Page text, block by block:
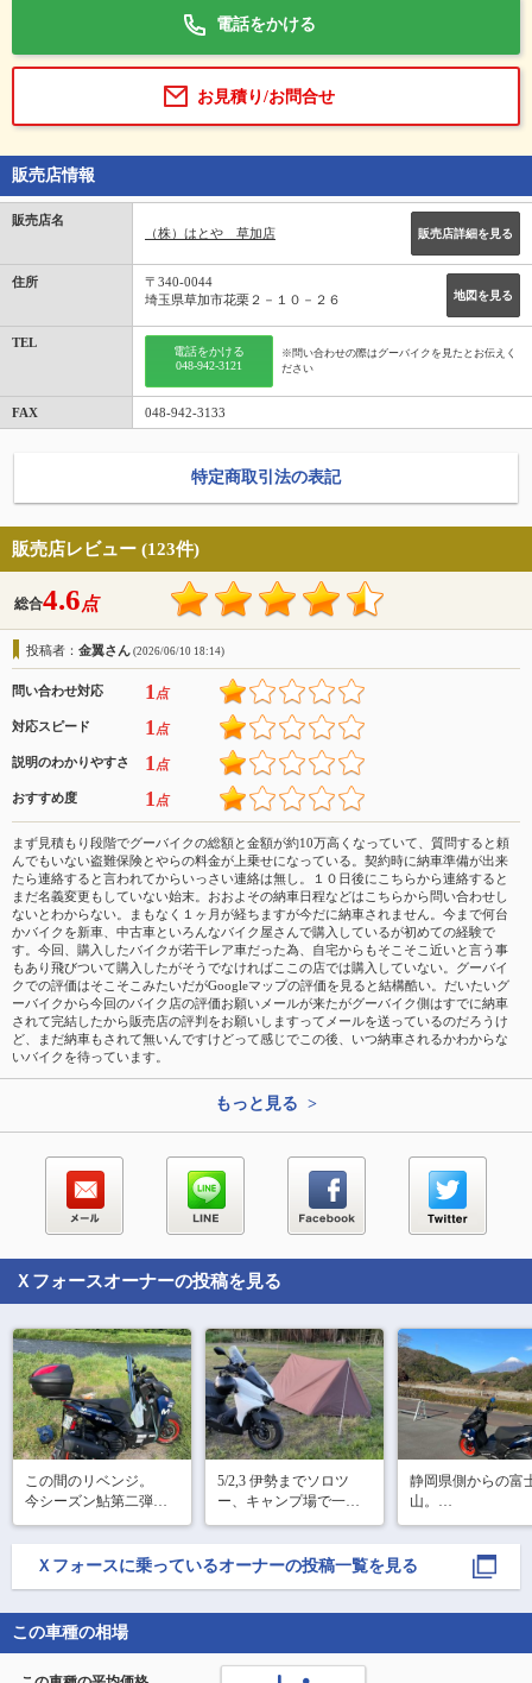
電話をかける
お見積り/お問合せ
販売店情報
販売店名
（株）はとや 草加店
販売店詳細を見る
住所
地図を見る
〒340-0044
埼玉県草加市花栗２－１０－２６
TEL
電話をかける
048-942-3121
※問い合わせの際はグーバイクを見たとお伝えく
ださい
FAX 048-942-3133
特定商取引法の表記
販売店レビュー (123件)
総合4.6点
投稿者： 金翼さん (2026/06/10 18:14)
問い合わせ対応 1 点
対応スピード 1 点
説明のわかりやすさ 1 点
おすすめ度 1 点
まず見積もり段階でグーバイクの総額と金額が約10万高くなっていて、質問すると頼
んでもいない盗難保険とやらの料金が上乗せになっている。契約時に納車準備が出来
たら連絡すると言われてからいっさい連絡は無し。１０日後にこちらから連絡すると
まだ名義変更もしていない始末。おおよその納車日程などはこちらから問い合わせし
ないとわからない。まもなく１ヶ月が経ちますが今だに納車されません。今まで何台
かバイクを新車、中古車といろんなバイク屋さんで購入しているが初めての経験で
す。今回、購入したバイクが若干レア車だった為、自宅からもそこそこ近いと言う事
もあり飛びついて購入したがそうでなければここの店では購入していない。グーバイ
クでの評価はそこそこみたいだがGoogleマップの評価を見ると結構酷い。だいたいグ
ーバイクから今回のバイク店の評価お願いメールが来たがグーバイク側はすでに納車
されて完結したから販売店の評判をお願いしますってメールを送っているのだろうけ
ど、まだ納車もされて無いんですけどって感じでこの後、いつ納車されるかわからな
いバイクを待っています。
もっと見る >
Ｘフォースオーナーの投稿を見る
この間のリベンジ。
今シーズン鮎第二弾。
暑さに負けた…
釣果2匹。
色々な釣りはしてきた
で物に出来てきた。
が、鮎は自分史上1番難
5/2,3 伊勢までソロツ
ー、キャンプ場で一泊
して来ました。
写真はキャンプ場(たま
き水辺の楽校)と二見
静岡県側からの富
山。
山梨県側からのア
ルの方が個人的に
ですが、なんかこ
からも悪くないか
Ｘフォースに乗っているオーナーの投稿一覧を見る
この車種の相場